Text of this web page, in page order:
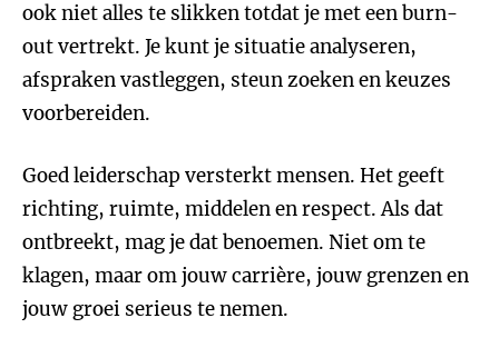
ook niet alles te slikken totdat je met een burn-
out vertrekt. Je kunt je situatie analyseren,
afspraken vastleggen, steun zoeken en keuzes
voorbereiden.
Goed leiderschap versterkt mensen. Het geeft
richting, ruimte, middelen en respect. Als dat
ontbreekt, mag je dat benoemen. Niet om te
klagen, maar om jouw carrière, jouw grenzen en
jouw groei serieus te nemen.